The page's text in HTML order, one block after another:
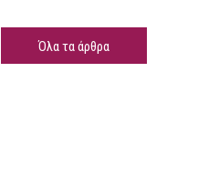
Όλα τα άρθρα